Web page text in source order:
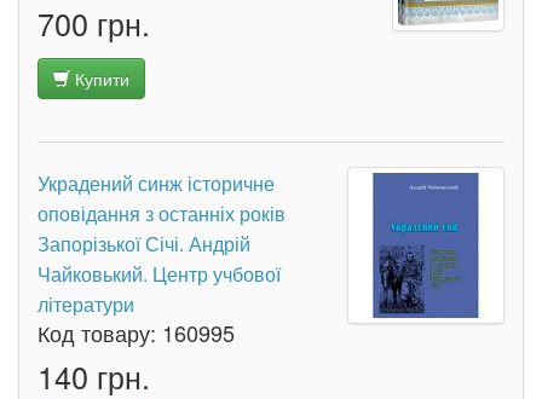
700 грн.
Купити
Украдений синж історичне
оповідання з останніх років
Запорізької Січі. Андрій
Чайковький. Центр учбової
літератури
Код товару: 160995
140 грн.